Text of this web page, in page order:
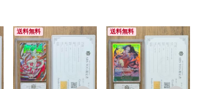
送料無料 送料無料